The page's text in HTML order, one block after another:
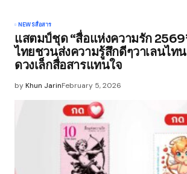
NEWSสื่อสาร
แสตมป์ชุด “สื่อแห่งความรัก
ไทยชวนส่งความรู้สึกดีๆวาเลนไท
ดวงเล็กสื่อสารแทนใจ
byKhun JarinFebruary 5, 2026